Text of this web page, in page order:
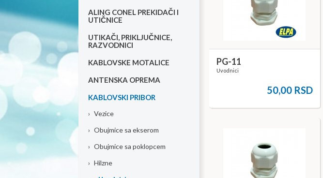
ALING CONEL PREKIDAČI I
UTIČNICE
UTIKAČI, PRIKLJUČNICE,
RAZVODNICI
KABLOVSKE MOTALICE
ANTENSKA OPREMA
KABLOVSKI PRIBOR
› Vezice
› Obujmice sa ekserom
› Obujmice sa poklopcem
› Hilzne
PG-11
Uvodnici
50,00 RSD